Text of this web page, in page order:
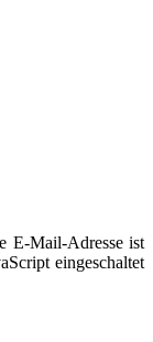
E-Mail-Adresse ist
eingeschaltet